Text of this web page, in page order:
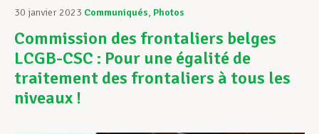
Vos droits
Assistance en vie privée
30 janvier 2023 Communiqués, Photos
Commission des frontaliers belges
LCGB-CSC : Pour une égalité de
traitement des frontaliers à tous les
niveaux !